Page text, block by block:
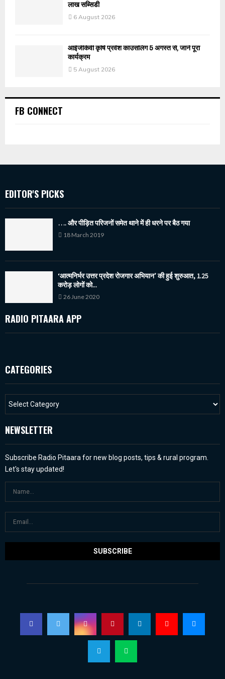
लाख सब्सिडी
6 August 2026
आईजीकेवी कृषि प्रवेश काउंसलिंग 5 अगस्त से, जानें पूरा
कार्यक्रम
5 August 2026
FB CONNECT
EDITOR'S PICKS
…. और पीड़ित परिजनों समेत थाने में ही धरने पर बैठ गया
18 March 2019
‘आत्मनिर्भर उत्तर प्रदेश रोजगार अभियान’ की हुई शुरुआत, 1.25
करोड़ लोगों को...
26 June 2020
RADIO PITAARA APP
CATEGORIES
NEWSLETTER
Subscribe Radio Pitaara for new blog posts, tips & rural program.
Let's stay updated!